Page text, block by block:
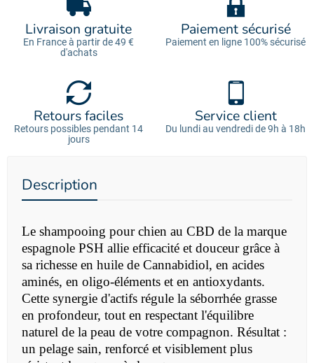
Livraison gratuite
En France à partir de 49 €
d'achats
Paiement sécurisé
Paiement en ligne 100% sécurisé
Retours faciles
Retours possibles pendant 14
jours
Service client
Du lundi au vendredi de 9h à 18h
Description
Le shampooing pour chien au CBD de la marque
espagnole PSH allie efficacité et douceur grâce à
sa richesse en huile de Cannabidiol, en acides
aminés, en oligo-éléments et en antioxydants.
Cette synergie d'actifs régule la séborrhée grasse
en profondeur, tout en respectant l'équilibre
naturel de la peau de votre compagnon. Résultat :
un pelage sain, renforcé et visiblement plus